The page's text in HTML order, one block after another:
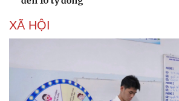
XÃ HỘI